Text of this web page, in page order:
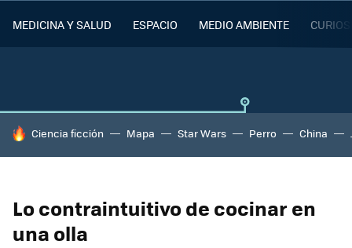
MEDICINA Y SALUD ESPACIO MEDIO AMBIENTE
HOY SE HABLA DE
Ciencia ficción Mapa Star Wars Perro China
Lo contraintuitivo de cocinar en
una olla